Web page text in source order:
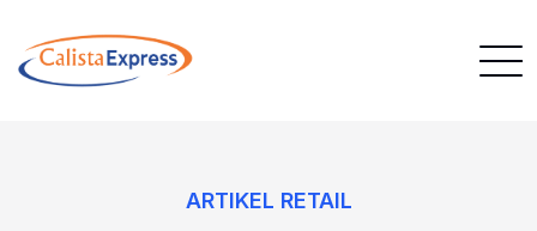
ARTIKEL RETAIL